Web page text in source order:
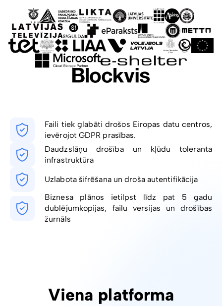
Faili tiek glabāti drošos Eiropas datu centros,
ievērojot GDPR prasības.
Daudzslāņu drošība un kļūdu toleranta
infrastruktūra
Uzlabota šifrēšana un droša autentifikācija
Biznesa plānos ietilpst līdz pat 5 gadu
dublējumkopijas, failu versijas un drošības
žurnāls
Viena platforma